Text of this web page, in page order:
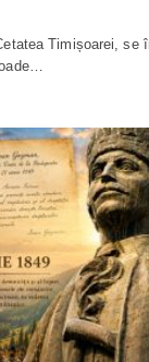
Timișoarei, se